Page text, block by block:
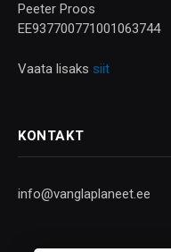
Peeter Proos
EE937700771001063744
Vaata lisaks siit
KONTAKT
info@vanglaplaneet.ee